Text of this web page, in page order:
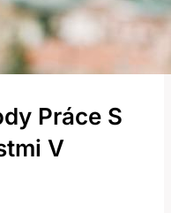
Práce S
V